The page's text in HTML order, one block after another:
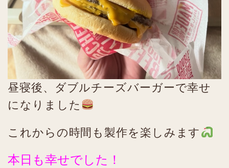
昼寝後、ダブルチーズバーガーで幸せ
になりました
これからの時間も製作を楽しみます
本日も幸せでした！